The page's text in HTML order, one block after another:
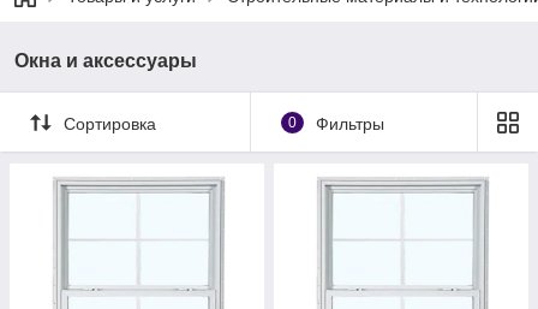
Окна и аксессуары
Сортировка 0 Фильтры